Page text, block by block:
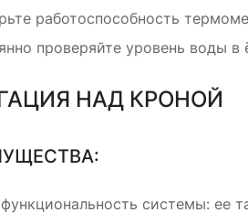
работоспособность
проверяйте уровень воды
НАД КРОНОЙ
системы: ее